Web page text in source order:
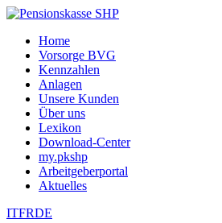
Home
Vorsorge BVG
Kennzahlen
Anlagen
Unsere Kunden
Über uns
Lexikon
Download-Center
my.pkshp
Arbeitgeberportal
Aktuelles
ITFRDE